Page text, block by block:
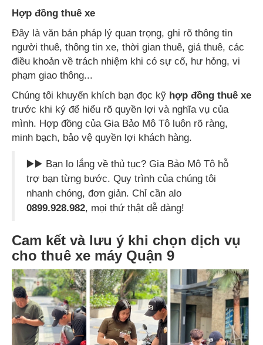
Hợp đồng thuê xe
Đây là văn bản pháp lý quan trọng, ghi rõ thông tin
người thuê, thông tin xe, thời gian thuê, giá thuê, các
điều khoản về trách nhiệm khi có sự cố, hư hỏng, vi
phạm giao thông...
Chúng tôi khuyến khích bạn đọc kỹ hợp đồng thuê xe
trước khi ký để hiểu rõ quyền lợi và nghĩa vụ của
mình. Hợp đồng của Gia Bảo Mô Tô luôn rõ ràng,
minh bạch, bảo vệ quyền lợi khách hàng.
▶️▶️ Bạn lo lắng về thủ tục? Gia Bảo Mô Tô hỗ
trợ bạn từng bước. Quy trình của chúng tôi
nhanh chóng, đơn giản. Chỉ cần alo
0899.928.982, mọi thứ thật dễ dàng!
Cam kết và lưu ý khi chọn dịch vụ
cho thuê xe máy Quận 9